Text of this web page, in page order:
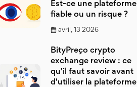
Est-ce une plateforme
fiable ou un risque ?
avril, 13 2026
BityPreço crypto
exchange review : ce
qu'il faut savoir avant
d'utiliser la plateforme